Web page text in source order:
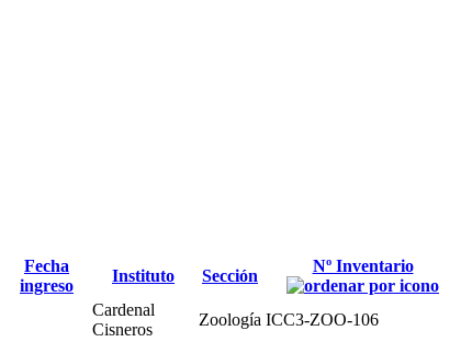
Fecha
ingreso
Instituto Sección
Nº Inventario
Cardenal
Cisneros
Zoología ICC3-ZOO-106